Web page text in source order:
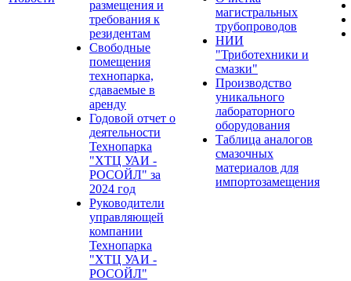
размещения и
требования к
резидентам
Свободные
помещения
технопарка,
сдаваемые в
аренду
Годовой отчет о
деятельности
Технопарка
"ХТЦ УАИ -
РОСОЙЛ" за
2024 год
Руководители
управляющей
компании
Технопарка
"ХТЦ УАИ -
РОСОЙЛ"
магистральных
трубопроводов
НИИ
"Триботехники и
смазки"
Производство
уникального
лабораторного
оборудования
Таблица аналогов
смазочных
материалов для
импортозамещения